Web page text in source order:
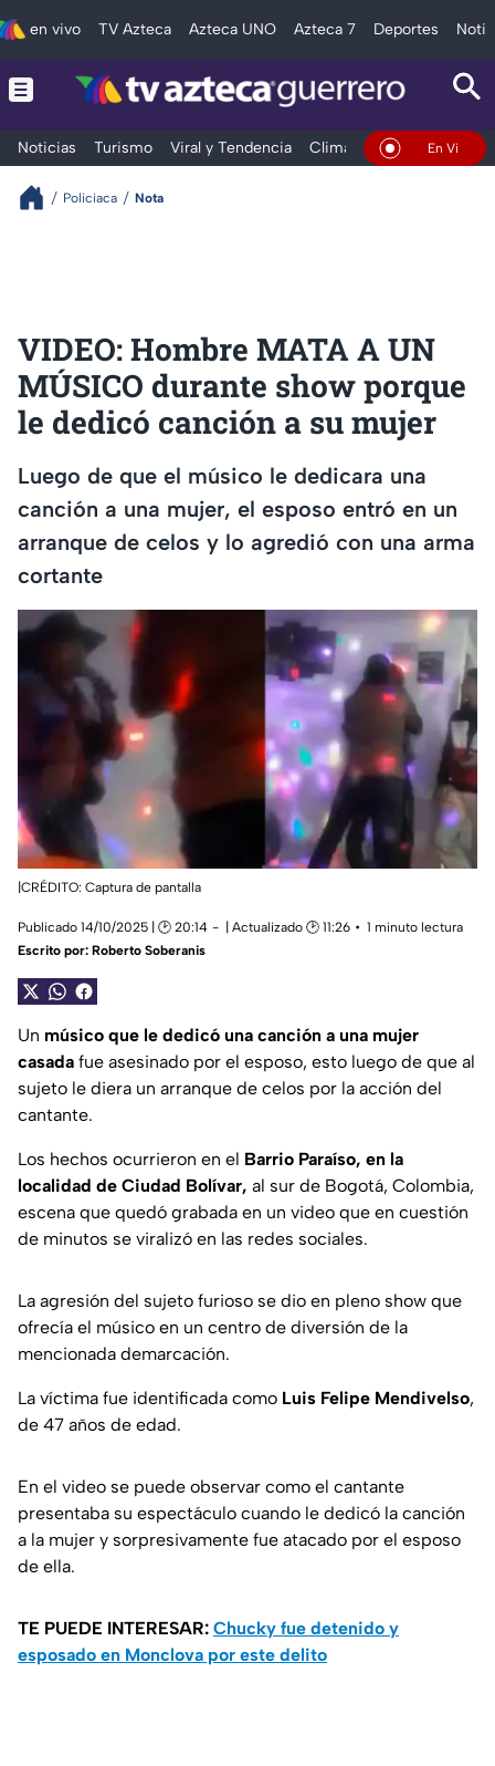
en vivo TV Azteca Azteca UNO Azteca 7 Deportes
Noticias Turismo Viral y Tendencia Clima DeportesEn Vivo
Policiaca Nota
VIDEO: Hombre MATA A UN
MÚSICO durante show porque
le dedicó canción a su mujer
Luego de que el músico le dedicara una
canción a una mujer, el esposo entró en un
arranque de celos y lo agredió con una arma
cortante
|CRÉDITO: Captura de pantalla
Publicado 14/10/2025 | 🕑 20:14 | Actualizado 🕑 11:26
1 minuto lectura
Escrito por: Roberto Soberanis
Un músico que le dedicó una canción a una mujer
casada fue asesinado por el esposo, esto luego de que al
sujeto le diera un arranque de celos por la acción del
cantante.
Los hechos ocurrieron en el Barrio Paraíso, en la
localidad de Ciudad Bolívar, al sur de Bogotá, Colombia,
escena que quedó grabada en un video que en cuestión
de minutos se viralizó en las redes sociales.
La agresión del sujeto furioso se dio en pleno show que
ofrecía el músico en un centro de diversión de la
mencionada demarcación.
La víctima fue identificada como Luis Felipe Mendivelso,
de 47 años de edad.
En el video se puede observar como el cantante
presentaba su espectáculo cuando le dedicó la canción
a la mujer y sorpresivamente fue atacado por el esposo
de ella.
TE PUEDE INTERESAR: Chucky fue detenido y
esposado en Monclova por este delito